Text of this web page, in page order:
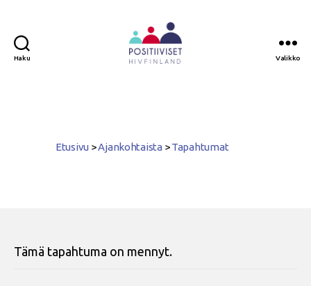
Haku Valikko
Etusivu >Ajankohtaista >Tapahtumat
Tämä tapahtuma on mennyt.